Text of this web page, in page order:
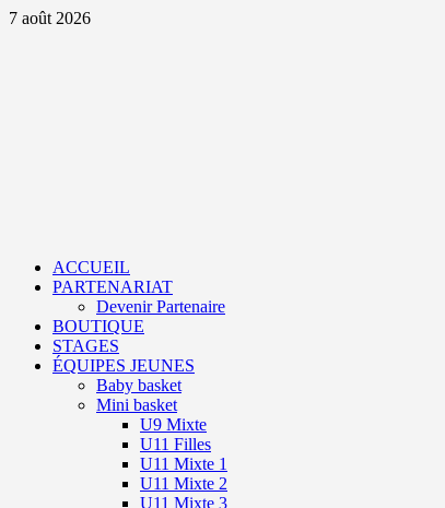
Aller
7 août 2026
ACCUEIL
PARTENARIAT
Devenir Partenaire
BOUTIQUE
STAGES
ÉQUIPES JEUNES
Baby basket
Mini basket
U9 Mixte
U11 Filles
U11 Mixte 1
U11 Mixte 2
U11 Mixte 3